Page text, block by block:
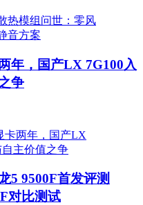
年，国产LX 7G100入
争
5 9500F首发评测
对比测试